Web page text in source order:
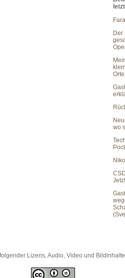
Der
wo
Lizens, Audio, Video und